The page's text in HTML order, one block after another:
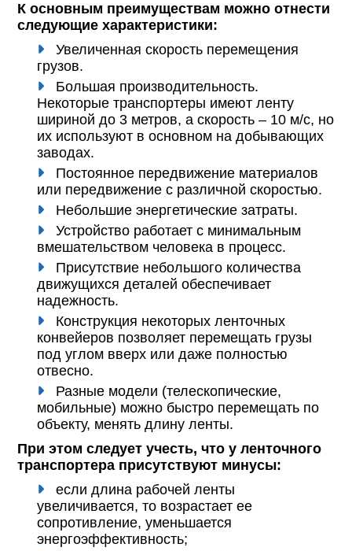
К основным преимуществам можно отнести
следующие характеристики:
Увеличенная скорость перемещения
грузов.
Большая производительность.
Некоторые транспортеры имеют ленту
шириной до 3 метров, а скорость – 10 м/с, но
их используют в основном на добывающих
заводах.
Постоянное передвижение материалов
или передвижение с различной скоростью.
Небольшие энергетические затраты.
Устройство работает с минимальным
вмешательством человека в процесс.
Присутствие небольшого количества
движущихся деталей обеспечивает
надежность.
Конструкция некоторых ленточных
конвейеров позволяет перемещать грузы
под углом вверх или даже полностью
отвесно.
Разные модели (телескопические,
мобильные) можно быстро перемещать по
объекту, менять длину ленты.
При этом следует учесть, что у ленточного
транспортера присутствуют минусы:
если длина рабочей ленты
увеличивается, то возрастает ее
сопротивление, уменьшается
энергоэффективность;